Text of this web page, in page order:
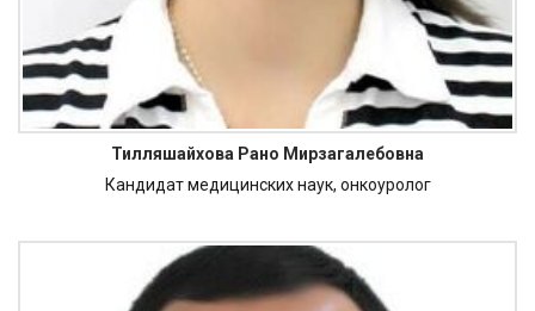
Тилляшайхова Рано Мирзагалебовна
Кандидат медицинских наук, онкоуролог